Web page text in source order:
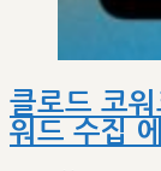
클로드 코
워드 수집